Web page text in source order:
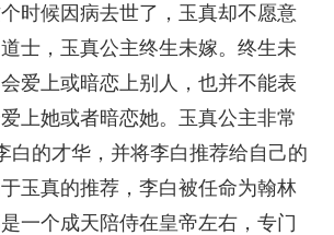
时候因病去世了，玉真却不愿意
士，玉真公主终生未嫁。终生未
爱上或暗恋上别人，也并不能表
上她或者暗恋她。玉真公主非常
白的才华，并将李白推荐给自己的
玉真的推荐，李白被任命为翰林
一个成天陪侍在皇帝左右，专门